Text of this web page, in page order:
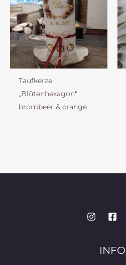
Taufkerze
„Blütenhexagon“
brombeer & orange
INFO